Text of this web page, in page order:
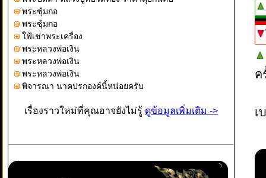
พระซุ้มกอ
พระซุ้มกอ
ใฟ้เช่าพระเครื่อง
พระหลวงพ่อเงิน
พระหลวงพ่อเงิน
พระหลวงพ่อเงิน
พิจารณา นาคปรกองค์นี้หน่อยครับ
เรื่องราวใหม่ที่คุณอาจยังไม่รู้ ดูข้อมูลเพิ่มเติม -> เ